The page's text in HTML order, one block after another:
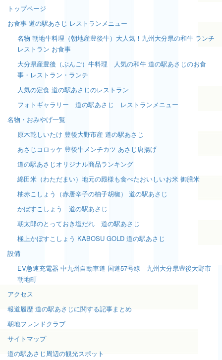
トップページ
お食事 道の駅あさじ レストランメニュー
名物 朝地牛料理（朝地産豊後牛）大人気！九州大分県の和牛 ランチ
レストラン お食事
大分県産豊後（ぶんご）牛料理 人気の和牛 道の駅あさじのお食
事・レストラン・ランチ
人気の定食 道の駅あさじのレストラン
フォトギャラリー 道の駅あさじ レストランメニュー
名物・おみやげ一覧
原木乾しいたけ 豊後大野市産 道の駅あさじ
あさじコロッケ 豊後牛メンチカツ あさじ唐揚げ
道の駅あさじオリジナル商品ランキング
綿田米（わただまい）地元の殿様も食べたおいしいお米 御膳米
柚赤こしょう（赤唐辛子の柚子胡椒） 道の駅あさじ
かぼすこしょう 道の駅あさじ
朝太郎のとっておき塩だれ 道の駅あさじ
極上かぼすこしょう KABOSU GOLD 道の駅あさじ
設備
EV急速充電器 中九州自動車道 国道57号線 九州大分県豊後大野市
朝地町
アクセス
報道履歴 道の駅あさじに関する記事まとめ
朝地フレンドクラブ
サイトマップ
道の駅あさじ周辺の観光スポット